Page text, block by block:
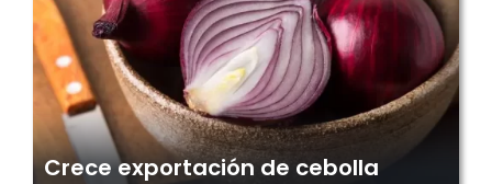
Crece exportación de cebolla